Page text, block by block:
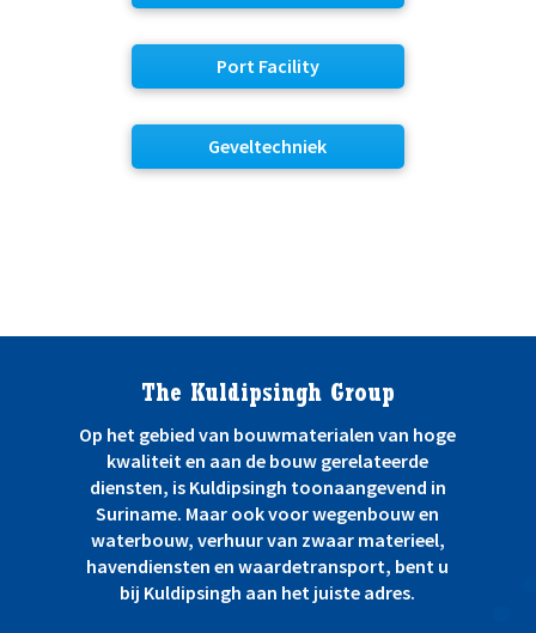
Port Facility
Geveltechniek
The Kuldipsingh Group
Op het gebied van bouwmaterialen van hoge
kwaliteit en aan de bouw gerelateerde
diensten, is Kuldipsingh toonaangevend in
Suriname. Maar ook voor wegenbouw en
waterbouw, verhuur van zwaar materieel,
havendiensten en waardetransport, bent u
bij Kuldipsingh aan het juiste adres.